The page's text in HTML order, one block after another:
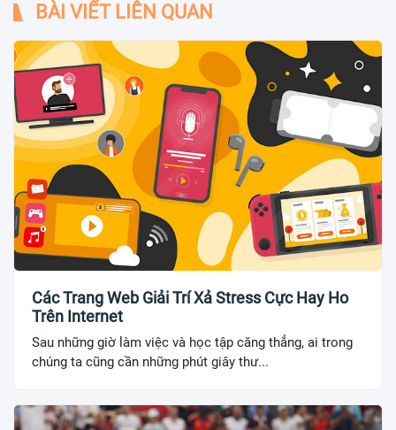
BÀI VIẾT LIÊN QUAN
Các Trang Web Giải Trí Xả Stress Cực Hay Ho
Trên Internet
Sau những giờ làm việc và học tập căng thẳng, ai trong
chúng ta cũng cần những phút giây thư...